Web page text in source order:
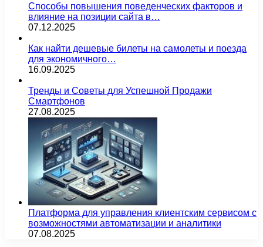
Способы повышения поведенческих факторов и
влияние на позиции сайта в…
07.12.2025
Как найти дешевые билеты на самолеты и поезда
для экономичного…
16.09.2025
Тренды и Советы для Успешной Продажи
Смартфонов
27.08.2025
Платформа для управления клиентским сервисом с
возможностями автоматизации и аналитики
07.08.2025